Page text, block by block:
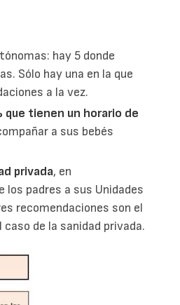
hay 5 donde
Sólo hay una en la que
a la vez.
que tienen un horario de
a sus bebés
privada, en
padres a sus Unidades
recomendaciones son el
de la sanidad privada.